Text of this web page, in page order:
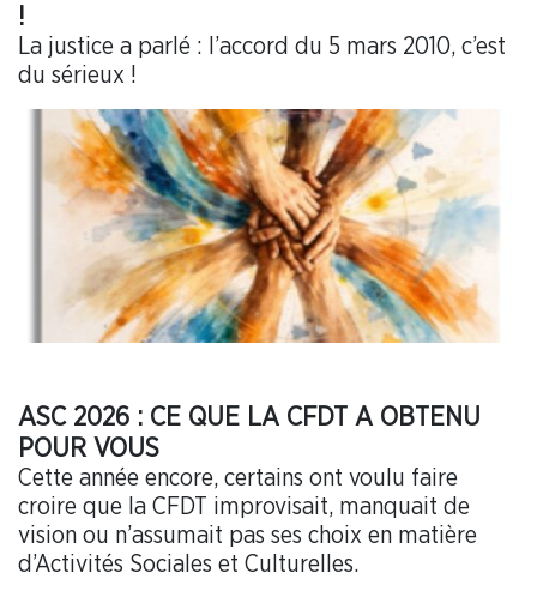
!
La justice a parlé : l’accord du 5 mars 2010, c’est
du sérieux !
ASC 2026 : CE QUE LA CFDT A OBTENU
POUR VOUS
Cette année encore, certains ont voulu faire
croire que la CFDT improvisait, manquait de
vision ou n’assumait pas ses choix en matière
d’Activités Sociales et Culturelles.